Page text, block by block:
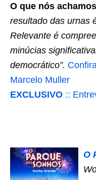
O que nós achamos
resultado das urnas
Relevante é
minúcias
democrático”.
Marcelo Muller
EXCLUSIVO ::
O